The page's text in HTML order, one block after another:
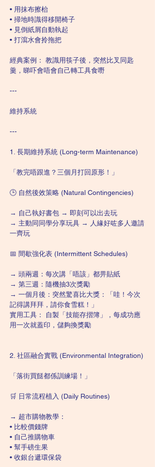
• 用抹布擦枱
• 掃地時識得移開椅子
• 見倒紙屑自動執起
• 打瀉水會拎拖把
經典案例： 教識用筷子後，突然比叉同匙
羹，睇吓會唔會自己轉工具食嘢
---
維持系統
---
1. 長期維持系統 (Long-term Maintenance)
「教完唔跟進？三個月打回原形！」
🕒 自然後效策略 (Natural Contingencies)
→ 自己執好書包 → 即刻可以出去玩
→ 主動同同學分享玩具 → 人緣好咗多人邀請
一齊玩
📅 間歇強化表 (Intermittent Schedules)
→ 頭兩週：每次講「唔該」都畀貼紙
→ 第三週：隨機抽3次獎勵
→ 一個月後：突然驚喜比大獎：「哇！今次
記得講拜拜，請你食雪糕！」
實用工具： 自製「技能存摺簿」，每成功應
用一次就蓋印，儲夠換獎勵
2. 社區融合實戰 (Environmental Integration)
「落街買餸都係訓練場！」
🛒 日常流程植入 (Daily Routines)
→ 超市購物教學：
• 比較價錢牌
• 自己推購物車
• 幫手磅生果
• 收銀台遞環保袋